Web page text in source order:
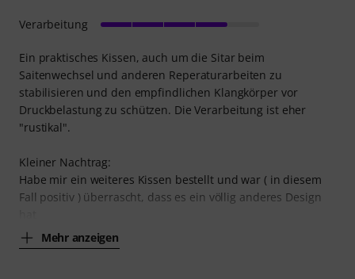
Ein praktisches Kissen, auch um die Sitar beim
Saitenwechsel und anderen Reperaturarbeiten zu
stabilisieren und den empfindlichen Klangkörper vor
Druckbelastung zu schützen. Die Verarbeitung ist eher
"rustikal".
Kleiner Nachtrag:
Habe mir ein weiteres Kissen bestellt und war ( in diesem
Fall positiv ) überrascht, dass es ein völlig anderes Design
Mehr anzeigen
Verarbeitung